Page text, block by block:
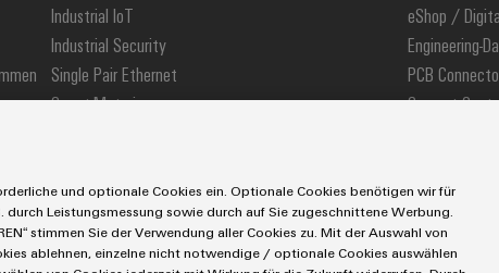
Industrial IoT
Industrial Security
Single Pair Ethernet
Smart Metering
eShop /
Engineering-
PCB
Support
Datenschutzerklärung Cookie Richtlinie Cookie
und optionale Cookies ein. Optionale Cookies benötigen wir für
Leistungsmessung sowie durch auf Sie zugeschnittene Werbung.
stimmen Sie der Verwendung aller Cookies zu. Mit der Auswahl von
ablehnen, einzelne nicht notwendige / optionale Cookies auswählen